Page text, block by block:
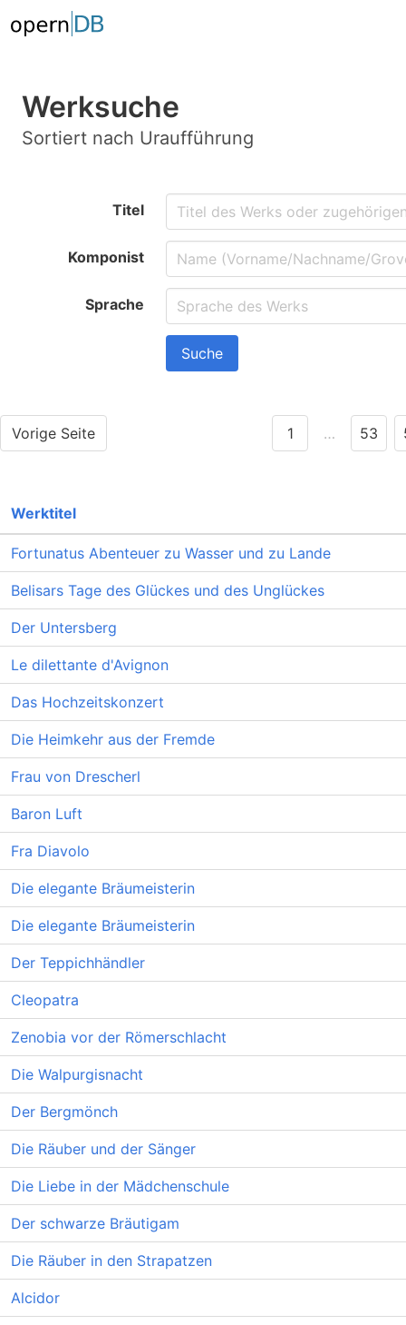
Werksuche
Sortiert nach Uraufführung
Titel
Komponist
Sprache
Suche
Vorige Seite 1 … 53
Werktitel
Fortunatus Abenteuer zu Wasser und zu Lande
Belisars Tage des Glückes und des Unglückes
Der Untersberg
Le dilettante d'Avignon
Das Hochzeitskonzert
Die Heimkehr aus der Fremde
Frau von Drescherl
Baron Luft
Fra Diavolo
Die elegante Bräumeisterin
Die elegante Bräumeisterin
Der Teppichhändler
Cleopatra
Zenobia vor der Römerschlacht
Die Walpurgisnacht
Der Bergmönch
Die Räuber und der Sänger
Die Liebe in der Mädchenschule
Der schwarze Bräutigam
Die Räuber in den Strapatzen
Alcidor